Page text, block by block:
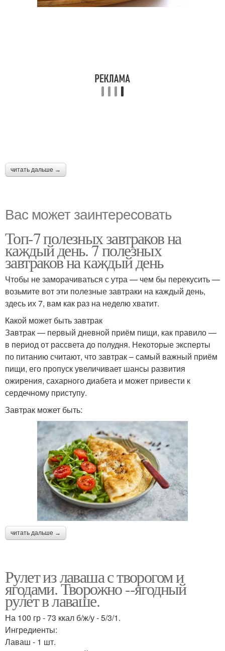
читать дальше →
Вас может заинтересовать
Топ-7 полезных завтраков на
каждый день. 7 полезных
завтраков на каждый день
Чтобы не заморачиваться с утра — чем бы перекусить —
возьмите вот эти полезные завтраки на каждый день,
здесь их 7, вам как раз на неделю хватит.
Какой может быть завтрак
Завтрак — первый дневной приём пищи, как правило —
в период от рассвета до полудня. Некоторые эксперты
по питанию считают, что завтрак – самый важный приём
пищи, его пропуск увеличивает шансы развития
ожирения, сахарного диабета и может привести к
сердечному приступу.
Завтрак может быть:
читать дальше →
Рулет из лаваша с творогом и
ягодами. Творожно --ягодный
рулет в лаваше.
На 100 гр - 73 ккал б/ж/у - 5/3/1.
Ингредиенты:
Лаваш - 1 шт.